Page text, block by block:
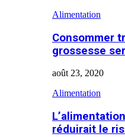
Alimentation
Consommer
grossesse
août 23, 2020
Alimentation
réduirait le